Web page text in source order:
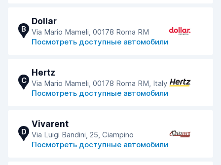
B
Dollar
Via Mario Mameli, 00178 Roma RM
Посмотреть доступные автомобили
C
Hertz
Via Mario Mameli, 00178 Roma RM, Italy
Посмотреть доступные автомобили
D
Vivarent
Via Luigi Bandini, 25, Ciampino
Посмотреть доступные автомобили